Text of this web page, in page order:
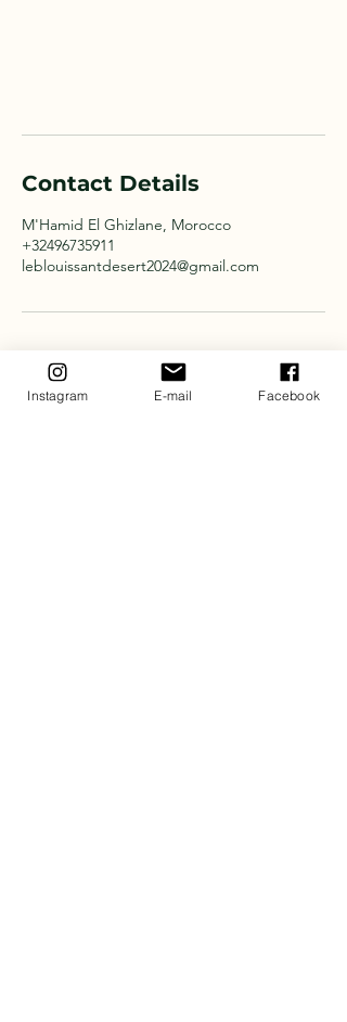
Contact Details
M'Hamid El Ghizlane, Morocco
+32496735911
leblouissantdesert2024@gmail.com
Instagram E-mail Facebook